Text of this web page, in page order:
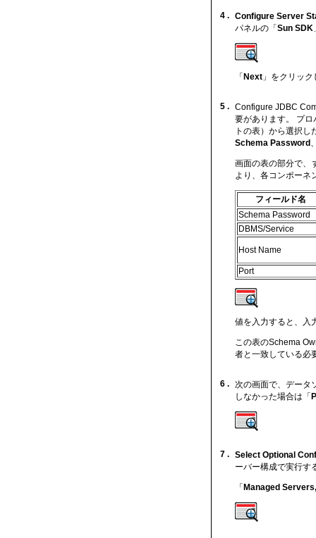
4 . Configure Server
パネルの「 Sun SDK
「 Next 」をクリッ
5 . Configure JDBC
要があります。 プ
トの表）から選択
Schema Password
画面の表の部分で、
より、各コンポーネ
フィールド名
Schema Password
DBMS/Service
Host Name
Port
値を入力すると、入
この表のSchema
者と一致している必
6 .
次の画面で、データ
しなかった場合は「
7 . Select Optional
ーバー構成で実行す
「 Managed